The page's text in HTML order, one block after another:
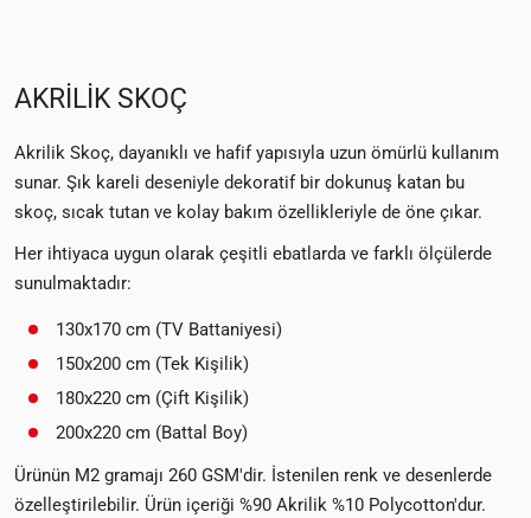
AKRİLİK SKOÇ
Akrilik Skoç, dayanıklı ve hafif yapısıyla uzun ömürlü kullanım
sunar. Şık kareli deseniyle dekoratif bir dokunuş katan bu
skoç, sıcak tutan ve kolay bakım özellikleriyle de öne çıkar.
Her ihtiyaca uygun olarak çeşitli ebatlarda ve farklı ölçülerde
sunulmaktadır:
130x170 cm (TV Battaniyesi)
150x200 cm (Tek Kişilik)
180x220 cm (Çift Kişilik)
200x220 cm (Battal Boy)
Ürünün M2 gramajı 260 GSM'dir. İstenilen renk ve desenlerde
özelleştirilebilir. Ürün içeriği %90 Akrilik %10 Polycotton'dur.